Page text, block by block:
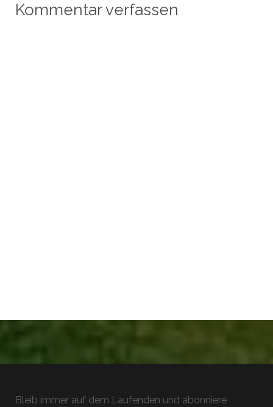
Kommentar verfassen
Bleib immer auf dem Laufenden und abonniere